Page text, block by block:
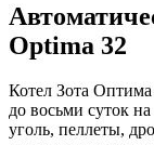
Optima 32
Котел Зота
до восьми суток
уголь, пеллеты,